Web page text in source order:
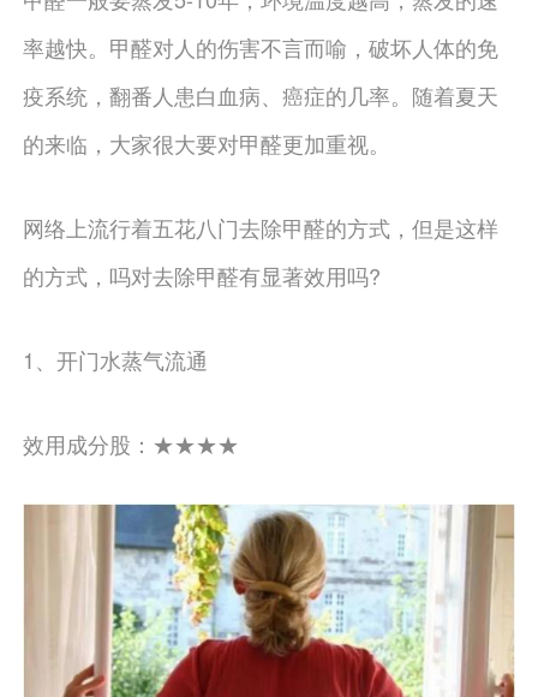
率越快。甲醛对人的伤害不言而喻，破坏人体的免
疫系统，翻番人患白血病、癌症的几率。随着夏天
的来临，大家很大要对甲醛更加重视。
网络上流行着五花八门去除甲醛的方式，但是这样
的方式，吗对去除甲醛有显著效用吗?
1、开门水蒸气流通
效用成分股：★★★★